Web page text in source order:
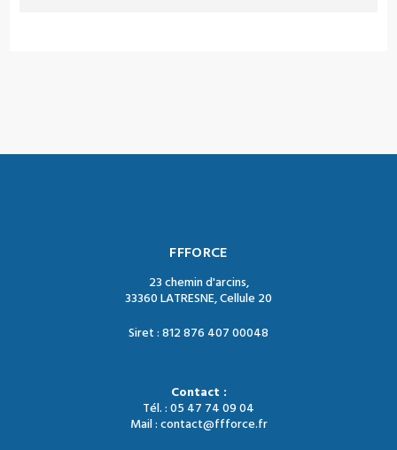
FFFORCE
23 chemin d'arcins,
33360 LATRESNE, Cellule 20
Siret : 812 876 407 00048
Contact :
Tél. : 05 47 74 09 04
Mail : contact@ffforce.fr